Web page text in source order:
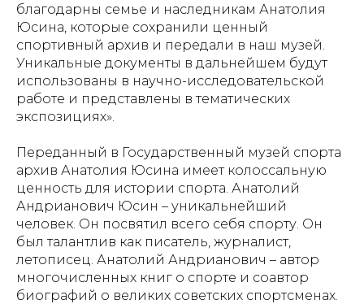
благодарны семье и наследникам Анатолия
Юсина, которые сохранили ценный
спортивный архив и передали в наш музей.
Уникальные документы в дальнейшем будут
использованы в научно-исследовательской
работе и представлены в тематических
экспозициях».
Переданный в Государственный музей спорта
архив Анатолия Юсина имеет колоссальную
ценность для истории спорта. Анатолий
Андрианович Юсин – уникальнейший
человек. Он посвятил всего себя спорту. Он
был талантлив как писатель, журналист,
летописец. Анатолий Андрианович – автор
многочисленных книг о спорте и соавтор
биографий о великих советских спортсменах.